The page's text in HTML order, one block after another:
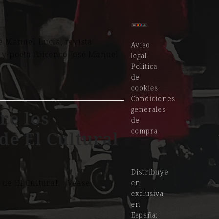
Manuel Lucía, revista
poeta ibicenco José Manuel
los
El Cultural
El Cultural. Véase
Aviso
legal
Política
de
cookies
Condiciones
generales
de
compra
Distribuye
en
exclusiva
en
España: